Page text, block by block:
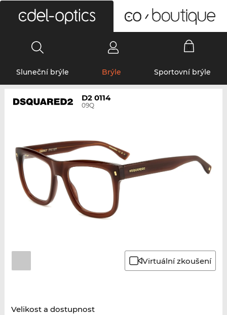
Sluneční brýle Brýle Sportovní brýle
D2 0114
09Q
Virtuální zkoušení
Velikost a dostupnost